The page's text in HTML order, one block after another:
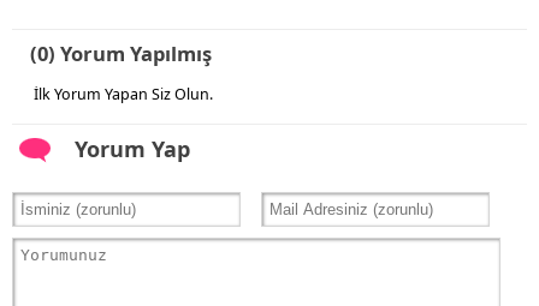
(0) Yorum Yapılmış
İlk Yorum Yapan Siz Olun.
Yorum Yap